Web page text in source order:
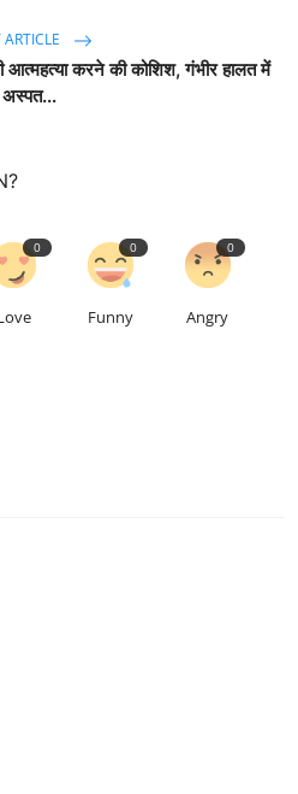
ARTICLE
करने की कोशिश, गंभीर हालत में
अस्पत...
0 0
Funny
0
Angry